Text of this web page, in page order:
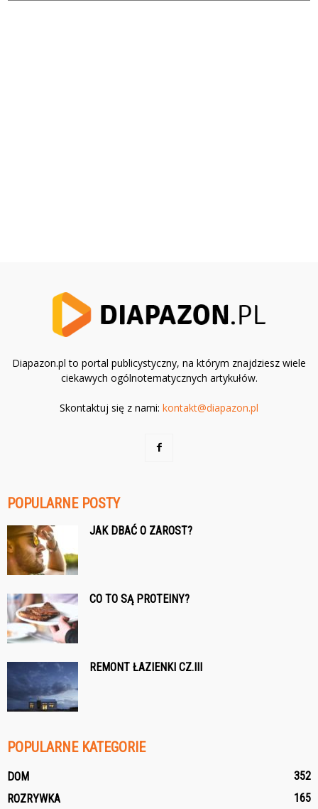
Diapazon.pl to portal publicystyczny, na którym znajdziesz wiele
ciekawych ogólnotematycznych artykułów.
Skontaktuj się z nami: kontakt@diapazon.pl
POPULARNE POSTY
JAK DBAĆ O ZAROST?
CO TO SĄ PROTEINY?
REMONT ŁAZIENKI CZ.III
POPULARNE KATEGORIE
DOM
352
ROZRYWKA
165